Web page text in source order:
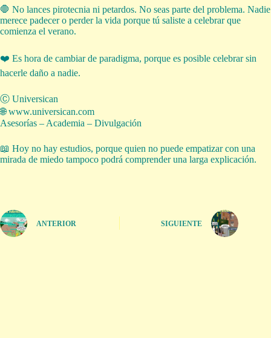
🛑 No lances pirotecnia ni petardos. No seas parte del problema. Nadie
merece padecer o perder la vida porque tú saliste a celebrar que
comienza el verano.
❤️ Es hora de cambiar de paradigma, porque es posible celebrar sin
hacerle daño a nadie.
Ⓒ Universican
🌐 www.universican.com
Asesorías – Academia – Divulgación
📖 Hoy no hay estudios, porque quien no puede empatizar con una
mirada de miedo tampoco podrá comprender una larga explicación.
ANTERIOR SIGUIENTE